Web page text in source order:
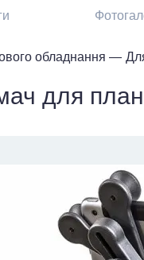
обладнання
для